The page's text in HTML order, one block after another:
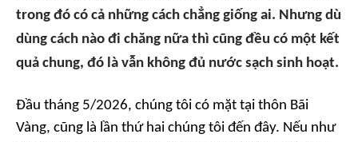
trong đó có cả những cách chẳng giống ai. Nhưng dù
dùng cách nào đi chăng nữa thì cũng đều có một kết
quả chung, đó là vẫn không đủ nước sạch sinh hoạt.
Đầu tháng 5/2026, chúng tôi có mặt tại thôn Bãi
Vàng, cũng là lần thứ hai chúng tôi đến đây. Nếu như